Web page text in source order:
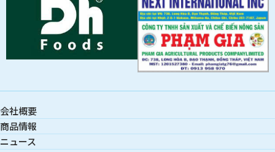
会社概要
商品情報
ニュース